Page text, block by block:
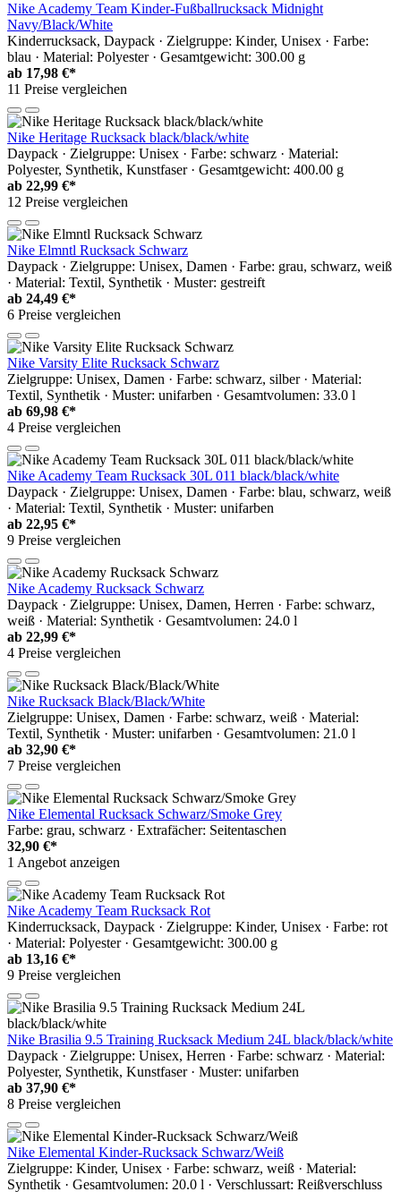
Nike Academy Team Kinder-Fußballrucksack Midnight
Navy/Black/White
Kinderrucksack, Daypack · Zielgruppe: Kinder, Unisex · Farbe:
blau · Material: Polyester · Gesamtgewicht: 300.00 g
ab 17,98 €*
11 Preise vergleichen
Nike Heritage Rucksack black/black/white
Daypack · Zielgruppe: Unisex · Farbe: schwarz · Material:
Polyester, Synthetik, Kunstfaser · Gesamtgewicht: 400.00 g
ab 22,99 €*
12 Preise vergleichen
Nike Elmntl Rucksack Schwarz
Daypack · Zielgruppe: Unisex, Damen · Farbe: grau, schwarz, weiß
· Material: Textil, Synthetik · Muster: gestreift
ab 24,49 €*
6 Preise vergleichen
Nike Varsity Elite Rucksack Schwarz
Zielgruppe: Unisex, Damen · Farbe: schwarz, silber · Material:
Textil, Synthetik · Muster: unifarben · Gesamtvolumen: 33.0 l
ab 69,98 €*
4 Preise vergleichen
Nike Academy Team Rucksack 30L 011 black/black/white
Daypack · Zielgruppe: Unisex, Damen · Farbe: blau, schwarz, weiß
· Material: Textil, Synthetik · Muster: unifarben
ab 22,95 €*
9 Preise vergleichen
Nike Academy Rucksack Schwarz
Daypack · Zielgruppe: Unisex, Damen, Herren · Farbe: schwarz,
weiß · Material: Synthetik · Gesamtvolumen: 24.0 l
ab 22,99 €*
4 Preise vergleichen
Nike Rucksack Black/Black/White
Zielgruppe: Unisex, Damen · Farbe: schwarz, weiß · Material:
Textil, Synthetik · Muster: unifarben · Gesamtvolumen: 21.0 l
ab 32,90 €*
7 Preise vergleichen
Nike Elemental Rucksack Schwarz/Smoke Grey
Farbe: grau, schwarz · Extrafächer: Seitentaschen
32,90 €*
1 Angebot anzeigen
Nike Academy Team Rucksack Rot
Kinderrucksack, Daypack · Zielgruppe: Kinder, Unisex · Farbe: rot
· Material: Polyester · Gesamtgewicht: 300.00 g
ab 13,16 €*
9 Preise vergleichen
Nike Brasilia 9.5 Training Rucksack Medium 24L black/black/white
Daypack · Zielgruppe: Unisex, Herren · Farbe: schwarz · Material:
Polyester, Synthetik, Kunstfaser · Muster: unifarben
ab 37,90 €*
8 Preise vergleichen
Nike Elemental Kinder-Rucksack Schwarz/Weiß
Zielgruppe: Kinder, Unisex · Farbe: schwarz, weiß · Material:
Synthetik · Gesamtvolumen: 20.0 l · Verschlussart: Reißverschluss